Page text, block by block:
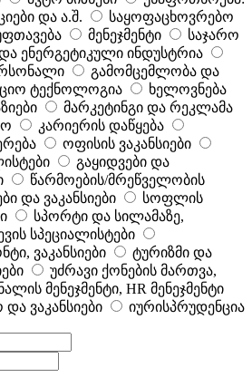
და ა.შ.
საყოფაცხოვრებო
მენეჯმენტი
საჯარო
ენერგეტიკული ინდუსტრია
გამომცემლობა და
ტექნოლოგია
ხელოვნება
მარკეტინგი და რეკლამა
კარიერის დაწყება
ოფისის ვაკანსიები
გაყიდვები და
წარმოების/მრეწველობის
და ვაკანსიები
სოფლის
სპორტი და სილამაზე,
სპეციალისტები
ვაკანსიები
ტურიზმი და
უძრავი ქონების მართვა,
მენეჯმენტი, HR მენეჯმენტი
ვაკანსიები
იურისპრუდენცია